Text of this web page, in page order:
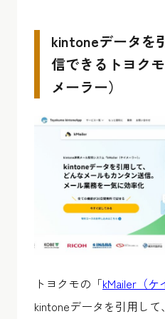
kintoneデータを
信できるトヨク
メーラー）
トヨクモの「kMailer（ケ
kintoneデータを引用し